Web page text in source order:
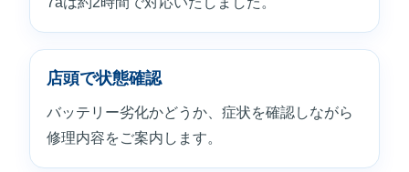
店頭で状態確認
バッテリー劣化かどうか、症状を確認しながら
修理内容をご案内します。